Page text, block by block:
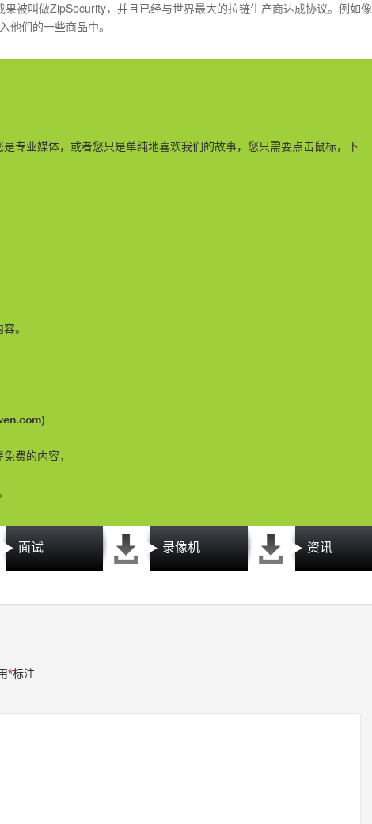
被叫做ZipSecurity，并且已经与世界最大的拉链生产商达成协议。例如像
他们的一些商品中。
专业媒体，或者您只是单纯地喜欢我们的故事，您只需要点击鼠标，下
。
费的内容，
面试 录像机 资讯
*标注